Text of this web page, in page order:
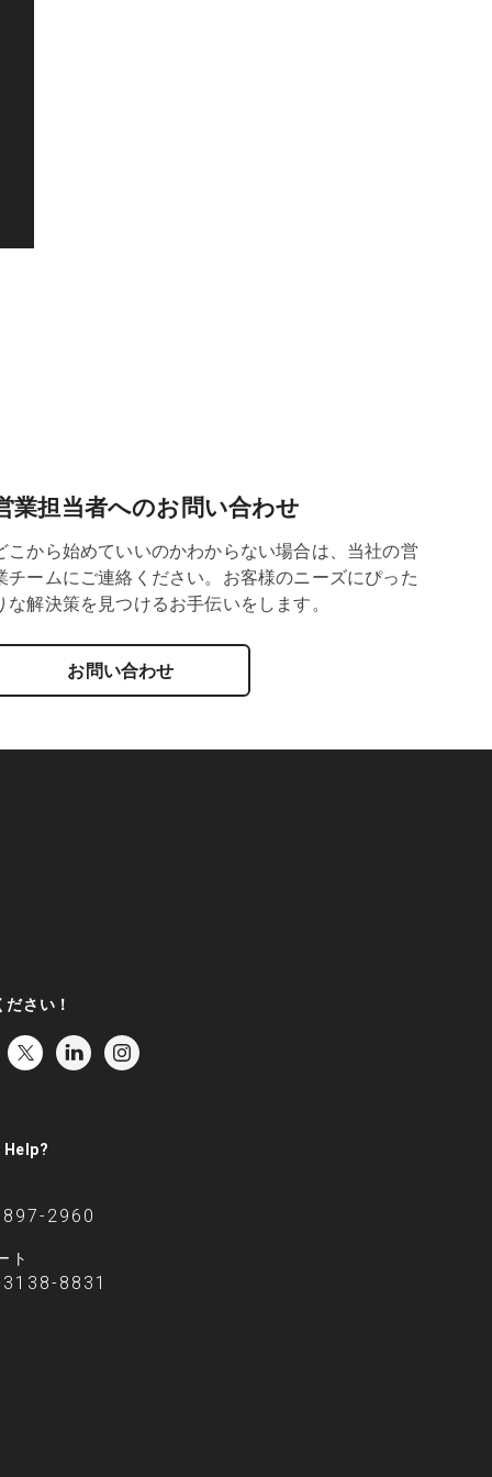
業担当者へのお問い合わせ
こから始めていいのかわからない場合は、当社の営
チームにご連絡ください。お客様のニーズにぴった
な解決策を見つけるお手伝いをします。
お問い合わせ
ださい！
Help?
2960
ト
8831